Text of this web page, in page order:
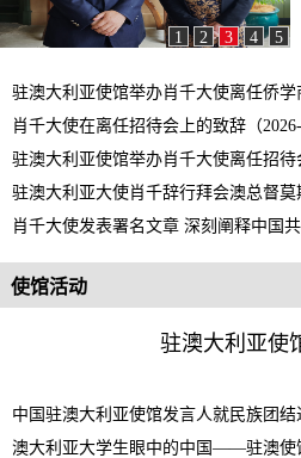
1 2 3 4 5
驻澳大利亚使馆举办肖千大使离任侨学
肖千大使在离任招待会上的致辞（
驻澳大利亚使馆举办肖千大使离任招待
驻澳大利亚大使肖千辞行拜会澳总督莫
肖千大使发表署名文章 深刻阐释中国
使馆活动
驻澳大利亚使
中国驻澳大利亚使馆发言人就民族团
澳大利亚大学生眼中的中国——驻澳使